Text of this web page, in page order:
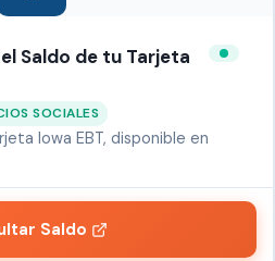
Saldo de tu Tarjeta
SOCIALES
Iowa EBT, disponible en
Saldo